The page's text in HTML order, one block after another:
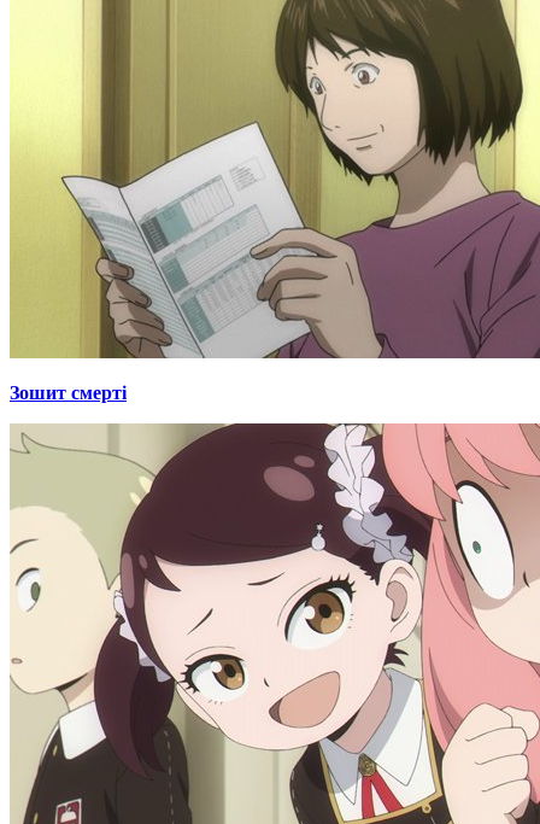
Зошит смерті